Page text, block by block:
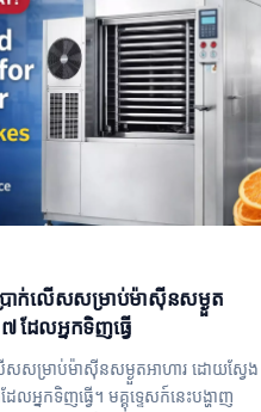
រាក់លើសសម្រាប់ម៉ាស៊ីនសម្ងួត
ដែលអ្នកទិញធ្វើ
សសម្រាប់ម៉ាស៊ីនសម្ងួតអាហារ ដោយស្វែង
កទិញធ្វើ។ មគ្គុទ្ទេសក៍នេះបង្ហាញ